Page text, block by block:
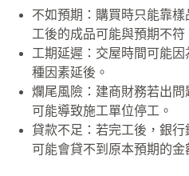
不如預期：購買時只能靠
工後的成品可能與預期不符
工期延遲：交屋時間可能
種因素延後。
爛尾風險：建商財務若出問
可能導致施工單位停工。
貸款不足：若完工後，銀行
可能會貸不到原本預期的金